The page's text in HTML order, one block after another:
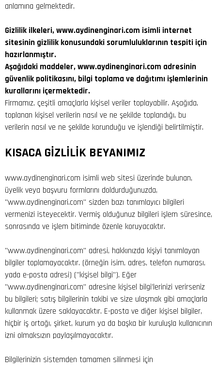
anlamına gelmektedir.
Gizlilik ilkeleri, www.aydinenginari.com isimli internet
sitesinin gizlilik konusundaki sorumluluklarının tespiti için
hazırlanmıştır.
Aşağıdaki maddeler, www.aydinenginari.com adresinin
güvenlik politikasını, bilgi toplama ve dağıtımı işlemlerinin
kurallarını içermektedir.
Firmamız, çeşitli amaçlarla kişisel veriler toplayabilir. Aşağıda,
toplanan kişisel verilerin nasıl ve ne şekilde toplandığı, bu
verilerin nasıl ve ne şekilde korunduğu ve işlendiği belirtilmiştir.
KISACA GİZLİLİK BEYANIMIZ
www.aydinenginari.com isimli web sitesi üzerinde bulunan,
üyelik veya başvuru formlarını doldurduğunuzda,
"www.aydinenginari.com" sizden bazı tanımlayıcı bilgileri
vermenizi isteyecektir. Vermiş olduğunuz bilgileri işlem süresince,
sonrasında ve işlem bitiminde özenle koruyacaktır.
"www.aydinenginari.com" adresi, hakkınızda kişiyi tanımlayan
bilgiler toplamayacaktır. (örneğin isim, adres, telefon numarası,
yada e-posta adresi) ("kişisel bilgi"). Eğer
"www.aydinenginari.com" adresine kişisel bilgi'lerinizi verirseniz
bu bilgileri; satış bilgilerinin takibi ve size ulaşmak gibi amaçlarla
kullanmak üzere saklayacaktır. E-posta ve diğer kişisel bilgiler,
hiçbir iş ortağı, şirket, kurum ya da başka bir kuruluşla kullanıcının
izni olmaksızın paylaşılmayacaktır.
Bilgilerinizin sistemden tamamen silinmesi için